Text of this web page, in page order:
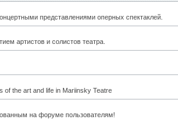
представлениями оперных спектаклей.
артистов и солистов театра.
of the art and life in Mariinsky Teatre
на форуме пользователям!